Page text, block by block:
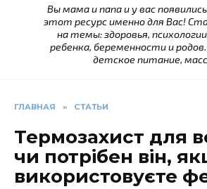
Вы мама и папа и у вас
этот ресурс именно для Вас!
на темы: здоровья,
ребенка, беременности и
детское питание,
ГЛАВНАЯ » СТАТЬИ
Термозахист для
чи потрібен він,
використовуєте